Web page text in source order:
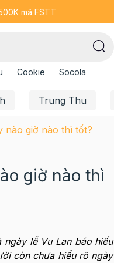
mã FSTT
Cookie Socola
Trung Thu
nào giờ nào thì tốt?
giờ nào thì
lễ Vu Lan báo hiếu
còn chưa hiểu rõ ngày